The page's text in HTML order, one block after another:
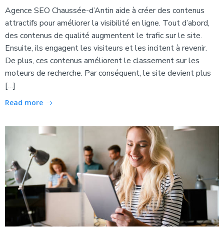
Agence SEO Chaussée-d’Antin aide à créer des contenus
attractifs pour améliorer la visibilité en ligne. Tout d’abord,
des contenus de qualité augmentent le trafic sur le site.
Ensuite, ils engagent les visiteurs et les incitent à revenir.
De plus, ces contenus améliorent le classement sur les
moteurs de recherche. Par conséquent, le site devient plus
[…]
Read more